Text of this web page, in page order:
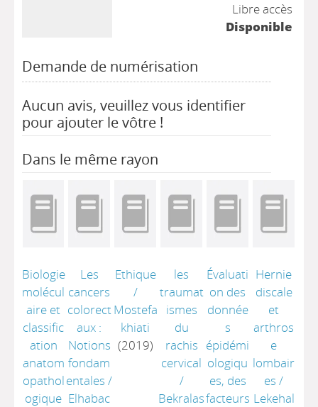
Libre accès
Disponible
Demande de numérisation
Aucun avis, veuillez vous identifier
pour ajouter le vôtre !
Dans le même rayon
Biologie
molécul
aire et
classific
ation
anatom
opathol
ogique
Les
cancers
colorect
aux :
Notions
fondam
entales /
Elhabac
Ethique
/
Mostefa
khiati
(2019)
les
traumat
ismes
du
rachis
cervical
/
Bekralas
Évaluati
on des
donnée
s
épidémi
ologiqu
es, des
facteurs
Hernie
discale
et
arthros
e
lombair
es /
Lekehal